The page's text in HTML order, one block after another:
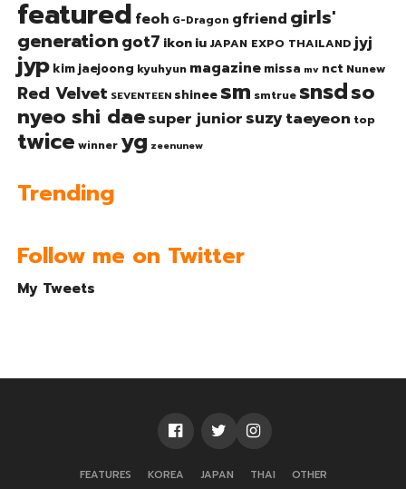
featured feoh G-Dragon gfriend girls'
generationgot7 ikoniu JAPAN EXPO THAILAND jyj
jyp kim jaejoong kyuhyun magazine missa mv nct Nunew
Red Velvet SEVENTEEN shinee sm smtrue snsdso
nyeo shi daesuper junior suzytaeyeon top
twice winner yg zeenunew
Trending
Follow me on Twitter
My Tweets
FEATURES KOREA JAPAN THAI OTHER